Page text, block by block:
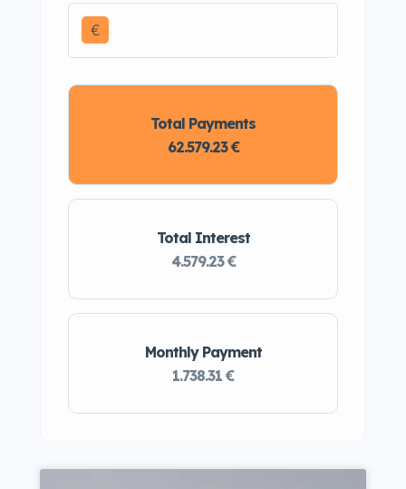
€
Monthly Payment
1.738.31 €
Total Interest
4.579.23 €
Total Payments
62.579.23 €